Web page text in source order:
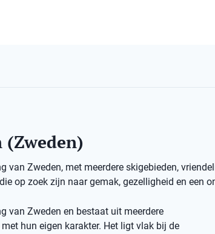
(Zweden)
van Zweden, met meerdere skigebieden,
op zoek zijn naar gemak, gezelligheid en een
van Zweden en bestaat uit meerdere
hun eigen karakter. Het ligt vlak bij de